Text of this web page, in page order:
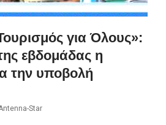
για Όλους»:
εβδομάδας η
την υποβολή
Star